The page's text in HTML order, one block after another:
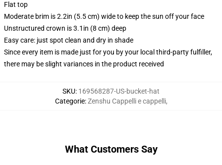
Flat top
Moderate brim is 2.2in (5.5 cm) wide to keep the sun off your face
Unstructured crown is 3.1in (8 cm) deep
Easy care: just spot clean and dry in shade
Since every item is made just for you by your local third-party fulfiller,
there may be slight variances in the product received
SKU: 169568287-US-bucket-hat
Categorie:Zenshu Cappelli e cappelli,
What Customers Say